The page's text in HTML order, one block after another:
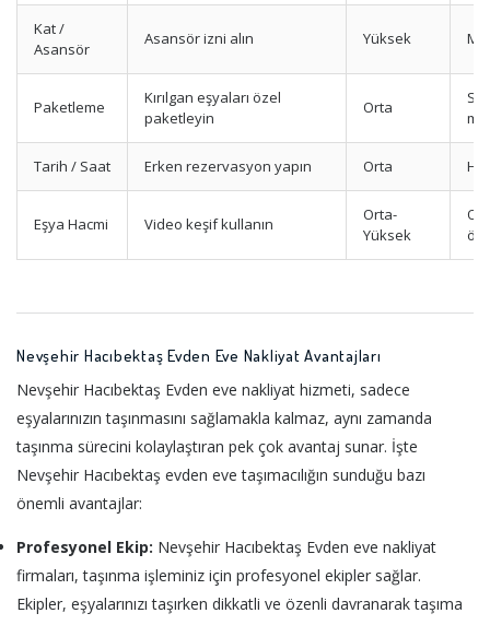
Kat /
Asansör
Asansör izni alın Yüksek
Paketleme
Kırılgan eşyaları özel
paketleyin
Orta
Tarih / Saat Erken rezervasyon yapın Orta
Eşya Hacmi Video keşif kullanın
Orta-
Yüksek
Nevşehir Hacıbektaş Evden Eve Nakliyat Avantajları
Nevşehir Hacıbektaş Evden eve nakliyat hizmeti, sadece
eşyalarınızın taşınmasını sağlamakla kalmaz, aynı zamanda
taşınma sürecini kolaylaştıran pek çok avantaj sunar. İşte
Nevşehir Hacıbektaş evden eve taşımacılığın sunduğu bazı
önemli avantajlar:
Profesyonel Ekip: Nevşehir Hacıbektaş Evden eve nakliyat
firmaları, taşınma işleminiz için profesyonel ekipler sağlar.
Ekipler, eşyalarınızı taşırken dikkatli ve özenli davranarak taşıma